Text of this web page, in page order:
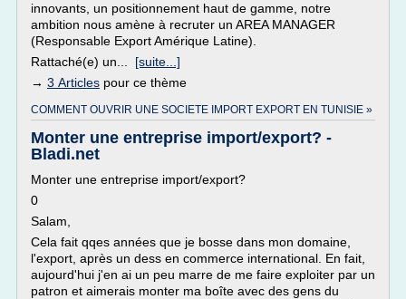
innovants, un positionnement haut de gamme, notre
ambition nous amène à recruter un AREA MANAGER
(Responsable Export Amérique Latine).
Rattaché(e) un... [suite...]
→ 3 Articles pour ce thème
COMMENT OUVRIR UNE SOCIETE IMPORT EXPORT EN TUNISIE »
Monter une entreprise import/export? -
Bladi.net
Monter une entreprise import/export?
0
Salam,
Cela fait qqes années que je bosse dans mon domaine,
l'export, après un dess en commerce international. En fait,
aujourd'hui j'en ai un peu marre de me faire exploiter par un
patron et aimerais monter ma boîte avec des gens du